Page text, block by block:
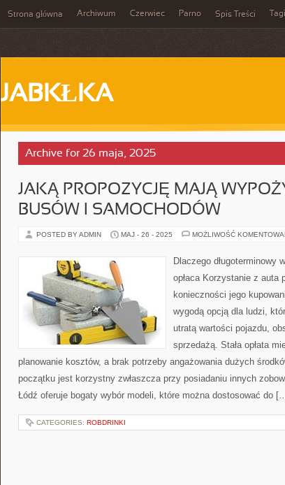
Strona główna Archiwum Czerwiec Parno Spis Treści Tagi
JABKŁKA
Archive for 26 maja, 2025
JAKĄ PROPOZYCJĘ MAJĄ
BUSÓW I SAMOCHODÓW
POSTED BY ADMIN MAJ - 26 - 2025 MOŻLIWOŚĆ
Dlaczego długoterminowy
opłaca Korzystanie z auta
konieczności jego
wygodą opcją dla ludzi,
utratą wartości pojazdu,
sprzedażą. Stała opłata
planowanie kosztów, a brak potrzeby angażowania dużych
początku jest korzystny zwłaszcza przy posiadaniu innych
Łódź oferuje bogaty wybór modeli, które można dostosować do
CATEGORIES: ROBDRINKI